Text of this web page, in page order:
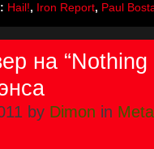
Hail!, Iron Report, Paul
на
by Dimon in